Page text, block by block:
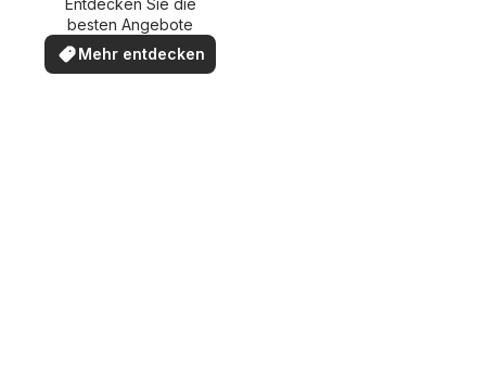
besten Angebote
Mehr entdecken